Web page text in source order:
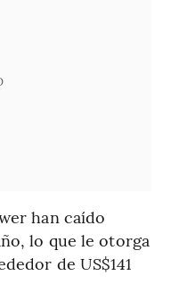
han caído
lo que le otorga
de US$141